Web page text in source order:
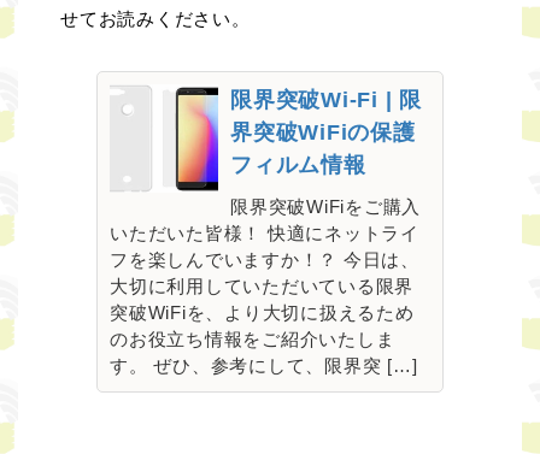
せてお読みください。
限界突破Wi-Fi | 限
界突破WiFiの保護
フィルム情報
限界突破WiFiをご購入
いただいた皆様！ 快適にネットライ
フを楽しんでいますか！？ 今日は、
大切に利用していただいている限界
突破WiFiを、より大切に扱えるため
のお役立ち情報をご紹介いたしま
す。 ぜひ、参考にして、限界突 […]